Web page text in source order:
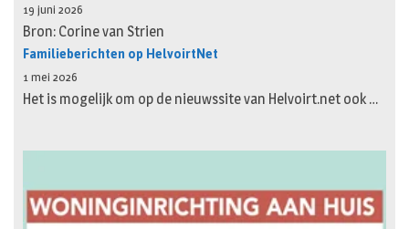
19 juni 2026
Bron: Corine van Strien
Familieberichten op HelvoirtNet
1 mei 2026
Het is mogelijk om op de nieuwssite van Helvoirt.net ook …